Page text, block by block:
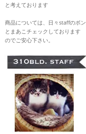
と考えております
商品については、日々staffのボン
とまあこチェックしております
のでご安心下さい。